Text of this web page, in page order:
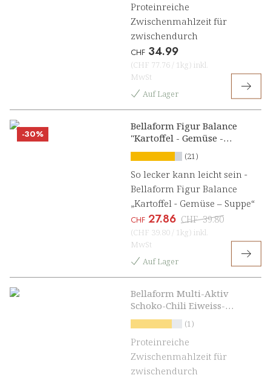
Proteinreiche
Zwischenmahlzeit für
zwischendurch
CHF 34.99
(CHF 77.76 / 1kg) inkl.
MwSt
Auf Lager
-30%
Bellaform Figur Balance
"Kartoffel - Gemüse -
Suppe"
(21)
So lecker kann leicht sein -
Bellaform Figur Balance
„Kartoffel - Gemüse – Suppe“
CHF 27.86 CHF 39.80
(CHF 39.80 / 1kg) inkl.
MwSt
Auf Lager
Bellaform Multi-Aktiv
Schoko-Chili Eiweiss-
Shake
(1)
Proteinreiche
Zwischenmahlzeit für
zwischendurch